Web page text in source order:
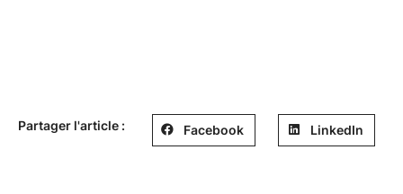
Partager l'article : Facebook LinkedIn